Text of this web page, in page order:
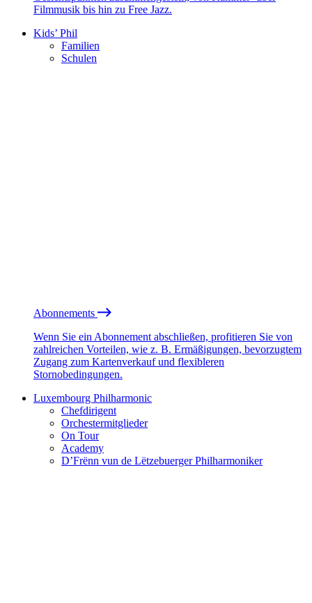
Filmmusik bis hin zu Free Jazz.
Kids’ Phil
Familien
Schulen
Abonnements
Wenn Sie ein Abonnement abschließen, profitieren Sie von
zahlreichen Vorteilen, wie z. B. Ermäßigungen, bevorzugtem
Zugang zum Kartenverkauf und flexibleren
Stornobedingungen.
Luxembourg Philharmonic
Chefdirigent
Orchestermitglieder
On Tour
Academy
D’Frënn vun de Lëtzebuerger Philharmoniker